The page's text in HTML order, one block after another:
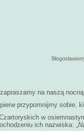
August
na naszą
przypomnijmy sobie,
w
ich nazwiska: „